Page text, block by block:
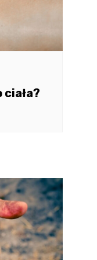
ciała?